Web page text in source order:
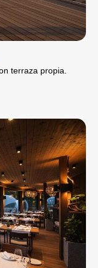
terraza propia.